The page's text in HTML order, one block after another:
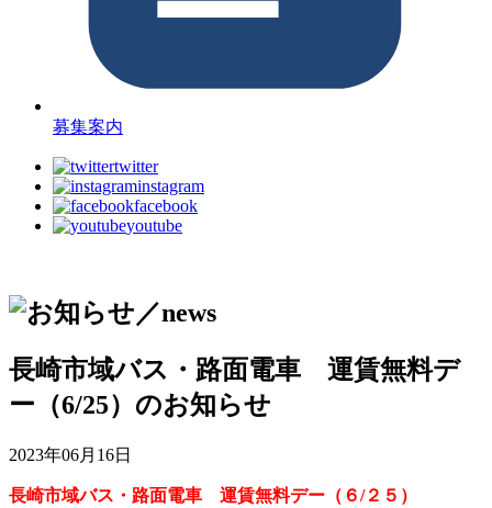
募集案内
twitter
instagram
facebook
youtube
長崎市域バス・路面電車 運賃無料デ
ー（6/25）のお知らせ
2023年06月16日
長崎市域バス・路面電車 運賃無料デー（６/２５）